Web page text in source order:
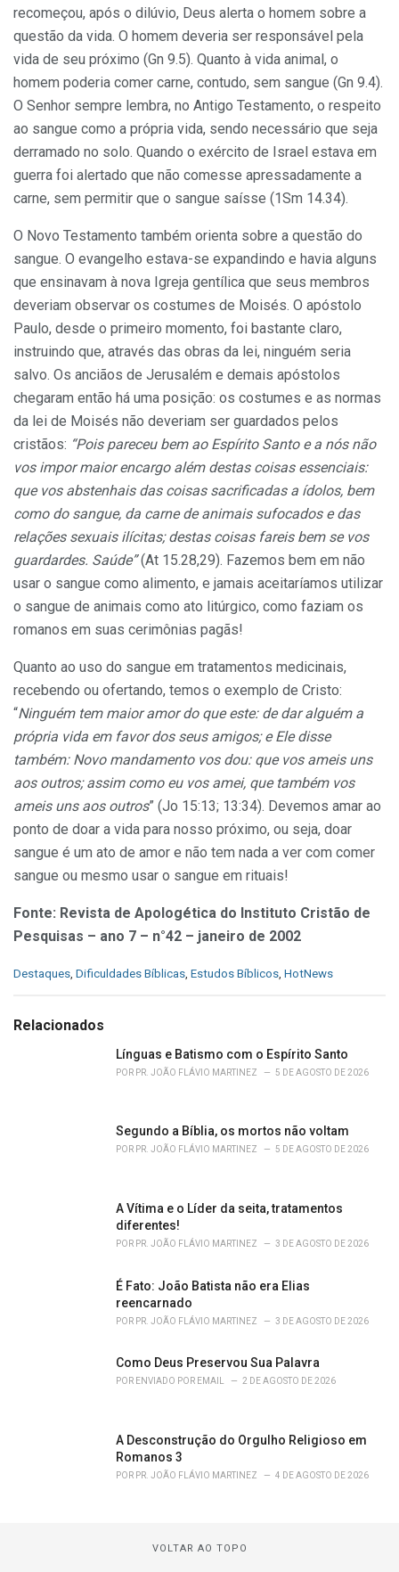
recomeçou, após o dilúvio, Deus alerta o homem sobre a
questão da vida. O homem deveria ser responsável pela
vida de seu próximo (Gn 9.5). Quanto à vida animal, o
homem poderia comer carne, contudo, sem sangue (Gn 9.4).
O Senhor sempre lembra, no Antigo Testamento, o respeito
ao sangue como a própria vida, sendo necessário que seja
derramado no solo. Quando o exército de Israel estava em
guerra foi alertado que não comesse apressadamente a
carne, sem permitir que o sangue saísse (1Sm 14.34).
O Novo Testamento também orienta sobre a questão do
sangue. O evangelho estava-se expandindo e havia alguns
que ensinavam à nova Igreja gentílica que seus membros
deveriam observar os costumes de Moisés. O apóstolo
Paulo, desde o primeiro momento, foi bastante claro,
instruindo que, através das obras da lei, ninguém seria
salvo. Os anciãos de Jerusalém e demais apóstolos
chegaram então há uma posição: os costumes e as normas
da lei de Moisés não deveriam ser guardados pelos
cristãos: “Pois pareceu bem ao Espírito Santo e a nós não
vos impor maior encargo além destas coisas essenciais:
que vos abstenhais das coisas sacrificadas a ídolos, bem
como do sangue, da carne de animais sufocados e das
relações sexuais ilícitas; destas coisas fareis bem se vos
guardardes. Saúde”(At 15.28,29). Fazemos bem em não
usar o sangue como alimento, e jamais aceitaríamos utilizar
o sangue de animais como ato litúrgico, como faziam os
romanos em suas cerimônias pagãs!
Quanto ao uso do sangue em tratamentos medicinais,
recebendo ou ofertando, temos o exemplo de Cristo:
“Ninguém tem maior amor do que este: de dar alguém a
própria vida em favor dos seus amigos; e Ele disse
também: Novo mandamento vos dou: que vos ameis uns
aos outros; assim como eu vos amei, que também vos
ameis uns aos outros” (Jo 15:13; 13:34). Devemos amar ao
ponto de doar a vida para nosso próximo, ou seja, doar
sangue é um ato de amor e não tem nada a ver com comer
sangue ou mesmo usar o sangue em rituais!
Fonte: Revista de Apologética do Instituto Cristão de
Pesquisas – ano 7 – n°42 – janeiro de 2002
C
e
Destaques, Dificuldades Bíblicas, Estudos Bíblicos, HotNews
Relacionados
Línguas e Batismo com o Espírito Santo
POR PR. JOÃO FLÁVIO MARTINEZ 5 DE AGOSTO DE 2026
Segundo a Bíblia, os mortos não voltam
POR PR. JOÃO FLÁVIO MARTINEZ 5 DE AGOSTO DE 2026
A Vítima e o Líder da seita, tratamentos
diferentes!
POR PR. JOÃO FLÁVIO MARTINEZ 3 DE AGOSTO DE 2026
É Fato: João Batista não era Elias
reencarnado
POR PR. JOÃO FLÁVIO MARTINEZ 3 DE AGOSTO DE 2026
Como Deus Preservou Sua Palavra
POR ENVIADO POR EMAIL 2 DE AGOSTO DE 2026
A Desconstrução do Orgulho Religioso em
Romanos 3
POR PR. JOÃO FLÁVIO MARTINEZ 4 DE AGOSTO DE 2026
VOLTAR AO TOPO